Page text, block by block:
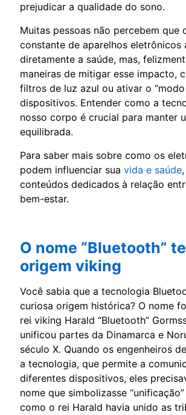
prejudicar a qualidade do sono.
Muitas pessoas não percebem que
constante de aparelhos eletrônicos
diretamente a saúde, mas,
maneiras de mitigar esse impacto,
filtros de luz azul ou ativar o
dispositivos. Entender como a
nosso corpo é crucial para manter
equilibrada.
Para saber mais sobre como os
podem influenciar sua vida e saúde
conteúdos dedicados à relação
bem-estar.
O nome “Bluetooth”
origem viking
Você sabia que a tecnologia
curiosa origem histórica? O nome
rei viking Harald “Bluetooth”
unificou partes da Dinamarca e
século X. Quando os engenheiros
a tecnologia, que permite a
diferentes dispositivos, eles
nome que simbolizasse
como o rei Harald havia unido as